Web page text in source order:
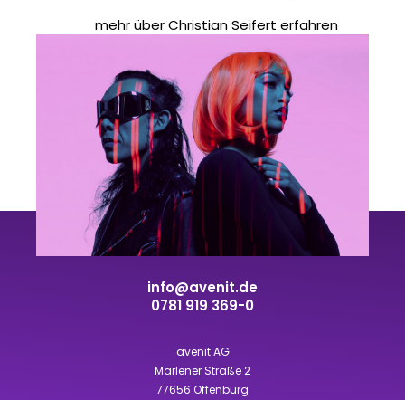
mehr über Christian Seifert erfahren
info@avenit.de
0781 919 369-0
avenit AG
Marlener Straße 2
77656 Offenburg